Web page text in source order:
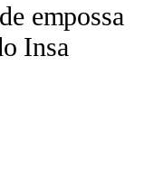
empossa
Insa